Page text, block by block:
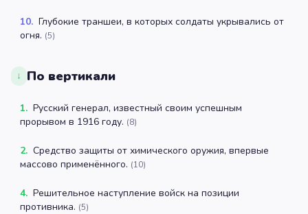
10. Глубокие траншеи, в которых солдаты укрывались от
огня. (5)
↓ По вертикали
1. Русский генерал, известный своим успешным
прорывом в 1916 году. (8)
2. Средство защиты от химического оружия, впервые
массово применённого. (10)
4. Решительное наступление войск на позиции
противника. (5)